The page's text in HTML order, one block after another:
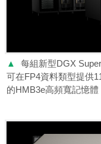
▲
每組新型DGX
可在FP4資料類型提供
的HMB3e高頻寬記憶體